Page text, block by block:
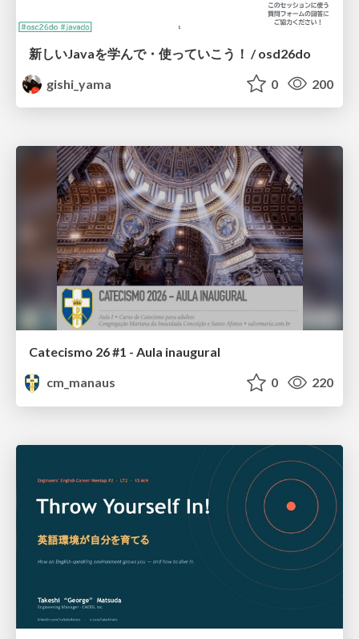
新しいJavaを学んで・使っていこう！ / osd26do
gishi_yama
0 200
Catecismo 26 #1 - Aula inaugural
cm_manaus
0 220